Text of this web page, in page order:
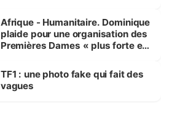
Afrique - Humanitaire. Dominique
plaide pour une organisation des
Premières Dames « plus forte et
sur la scène internationale »
TF1 : une photo fake qui fait des
vagues